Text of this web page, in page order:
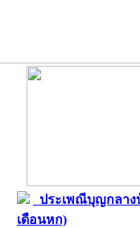
ประเพณีบุญกลา
เดือนหก)